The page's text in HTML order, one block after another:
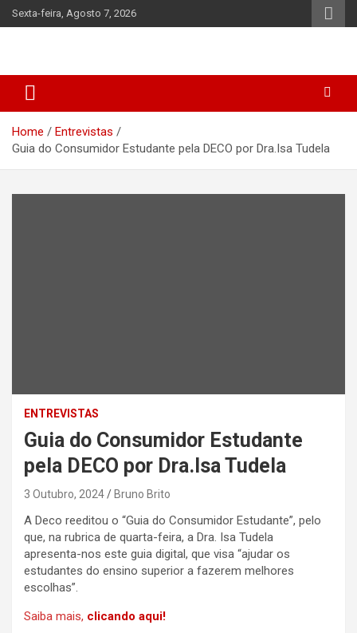
Skip
to
Sexta-feira, Agosto 7, 2026
Home
Entrevistas
Guia do Consumidor Estudante pela DECO por Dra.Isa Tudela
ENTREVISTAS
Guia do Consumidor Estudante
pela DECO por Dra.Isa Tudela
3 Outubro, 2024 Bruno Brito
A Deco reeditou o “Guia do Consumidor Estudante”, pelo
que, na rubrica de quarta-feira, a Dra. Isa Tudela
apresenta-nos este guia digital, que visa “ajudar os
estudantes do ensino superior a fazerem melhores
escolhas”.
Saiba mais, clicando aqui!